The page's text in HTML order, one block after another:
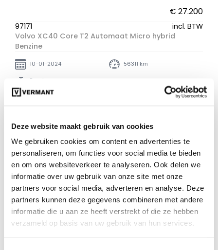
Deze website maakt gebruik van cookies
We gebruiken cookies om content en advertenties te
personaliseren, om functies voor social media te bieden
en om ons websiteverkeer te analyseren. Ook delen we
informatie over uw gebruik van onze site met onze
partners voor social media, adverteren en analyse. Deze
partners kunnen deze gegevens combineren met andere
informatie die u aan ze heeft verstrekt of die ze hebben
verzameld op basis van uw gebruik van hun services.
€ 27.200
97171
incl. BTW
Volvo XC40 Core T2 Automaat Micro hybrid
Benzine
10-01-2024 56311 km
Benzine
Vergelijken